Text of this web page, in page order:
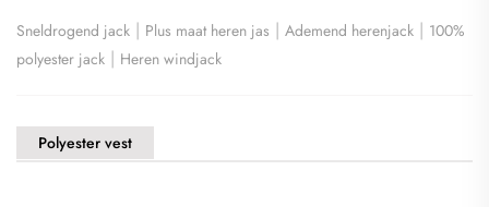
Sneldrogend jack | Plus maat heren jas | Ademend herenjack | 100%
polyester jack | Heren windjack
Polyester vest